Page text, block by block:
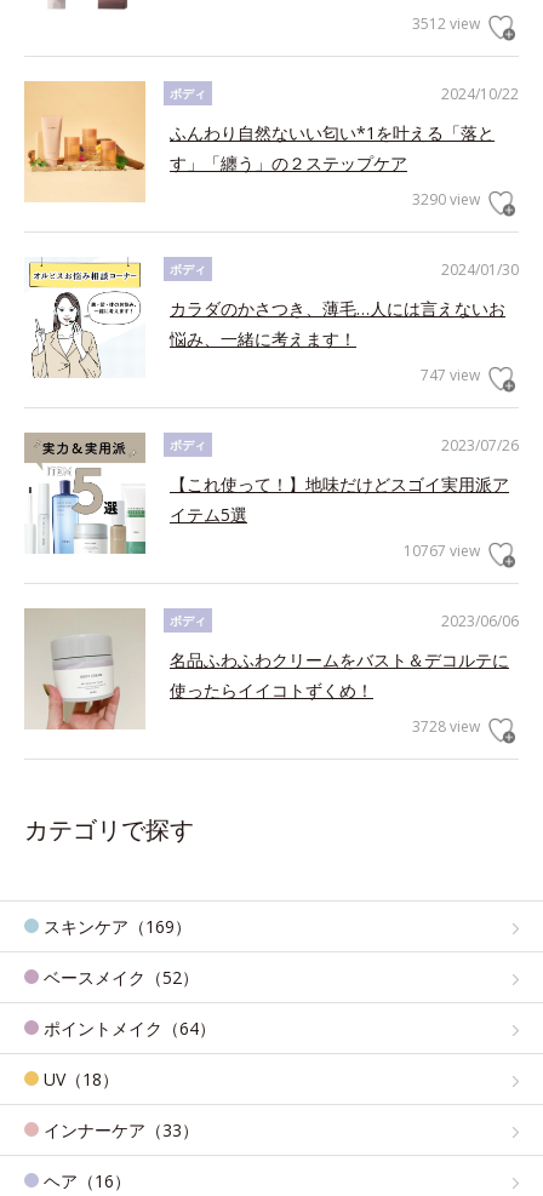
3512 view
2024/10/22
ボディ
ふんわり自然ないい匂い*1を叶える「落と
す」「纏う」の２ステップケア
3290 view
2024/01/30
ボディ
カラダのかさつき、薄毛…人には言えないお
悩み、一緒に考えます！
747 view
2023/07/26
ボディ
【これ使って！】地味だけどスゴイ実用派ア
イテム5選
10767 view
2023/06/06
ボディ
名品ふわふわクリームをバスト＆デコルテに
使ったらイイコトずくめ！
3728 view
カテゴリで探す
スキンケア（169）
ベースメイク（52）
ポイントメイク（64）
UV（18）
インナーケア（33）
ヘア（16）